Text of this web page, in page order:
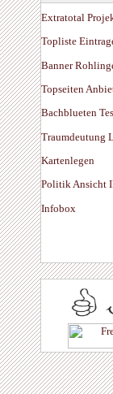
Extratotal
Topliste
Banner
Topseiten
Bachblueten
Traumdeutung
Kartenlegen
Politik Ansicht
Infobox